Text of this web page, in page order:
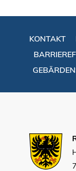
KONTAKT